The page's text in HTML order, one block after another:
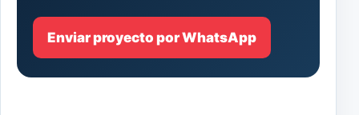
Enviar proyecto por WhatsApp